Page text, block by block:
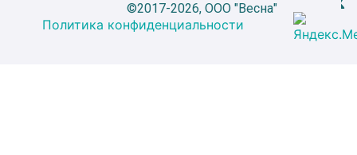
©2017-2026, ООО "Весна"
Политика конфиденциальности